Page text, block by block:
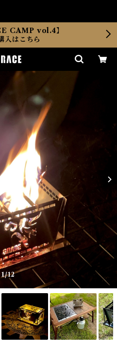
CAMP vol.4】
入はこちら
1/12